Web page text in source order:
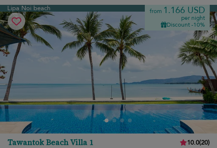
Lipa Noi beach from 1.166 USD
per night
Discount -10%
Tawantok Beach Villa 1 10.0(20)